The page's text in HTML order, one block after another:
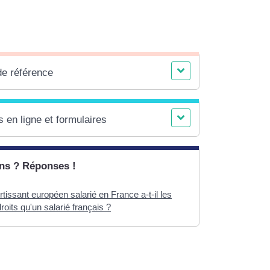
référence
en ligne et formulaires
? Réponses !
européen salarié en France a-t-il les
qu'un salarié français ?